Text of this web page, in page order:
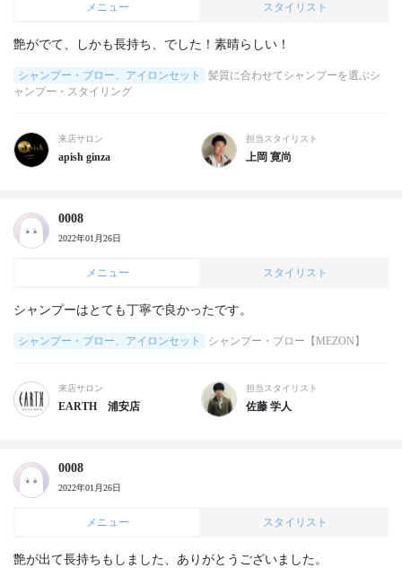
メニュー スタイリスト
シャンプー・ブロー、アイロンセット
髪質に合わせてシャンプーを選ぶシ
ャンプー・スタイリング
来店サロン
apish ginza
担当スタイリスト
上岡 寛尚
0008
2022年01月26日
メニュー スタイリスト
シャンプーはとても丁寧で良かったです。
シャンプー・ブロー、アイロンセット シャンプー・ブロー【MEZON】
来店サロン
EARTH 浦安店
担当スタイリスト
佐藤 学人
0008
2022年01月26日
メニュー スタイリスト
艶が出て長持ちもしました、ありがとうございました。